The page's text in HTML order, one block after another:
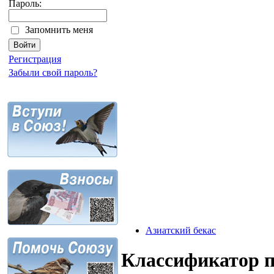
Пароль:
Запомнить меня
Регистрация
Забыли свой пароль?
Азиатский бекас
Классификатор